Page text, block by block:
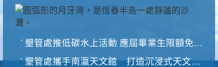
墾管處推低碳水上活動 應屆畢業生限額免費參加
墾管處攜手南瀛天文館 打造沉浸式天文探索營隊